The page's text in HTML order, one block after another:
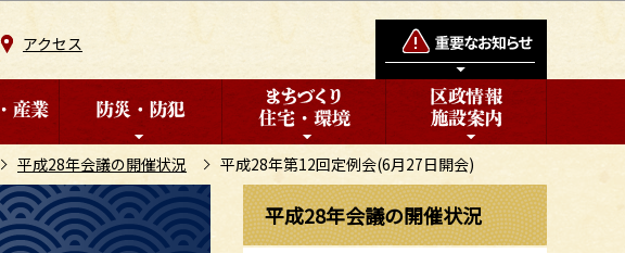
アクセス
平成28年会議の開催状況 平成28年第12回定例会(6月27日開会)
平成28年会議の開催状況